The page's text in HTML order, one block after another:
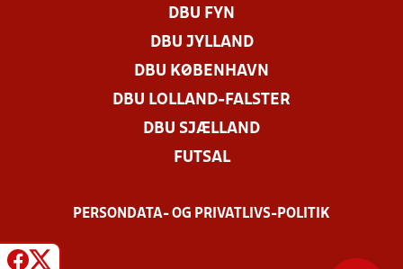
DBU FYN
DBU JYLLAND
DBU KØBENHAVN
DBU LOLLAND-FALSTER
DBU SJÆLLAND
FUTSAL
PERSONDATA- OG PRIVATLIVS-POLITIK